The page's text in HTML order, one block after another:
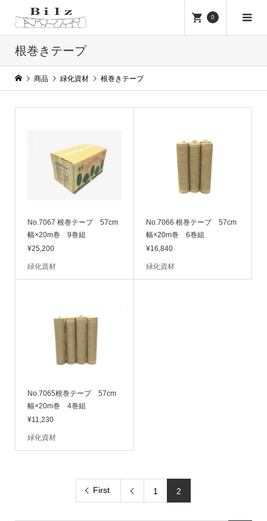
0
根巻きテープ
商品 緑化資材 根巻きテープ
No.7067 根巻テープ 57cm
幅×20m巻 9巻組
¥25,200
緑化資材
No.7066 根巻テープ 57cm
幅×20m巻 6巻組
¥16,840
緑化資材
No.7065根巻テープ 57cm
幅×20m巻 4巻組
¥11,230
緑化資材
First  1 2